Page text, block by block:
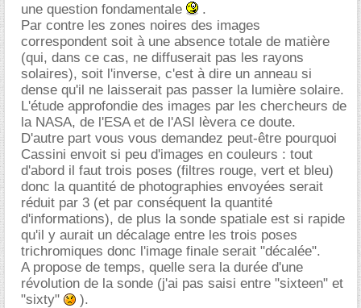
une question fondamentale
.
Par contre les zones noires des images
correspondent soit à une absence totale de matière
(qui, dans ce cas, ne diffuserait pas les rayons
solaires), soit l'inverse, c'est à dire un anneau si
dense qu'il ne laisserait pas passer la lumière solaire.
L'étude approfondie des images par les chercheurs de
la NASA, de l'ESA et de l'ASI lèvera ce doute.
D'autre part vous vous demandez peut-être pourquoi
Cassini envoit si peu d'images en couleurs : tout
d'abord il faut trois poses (filtres rouge, vert et bleu)
donc la quantité de photographies envoyées serait
réduit par 3 (et par conséquent la quantité
d'informations), de plus la sonde spatiale est si rapide
qu'il y aurait un décalage entre les trois poses
trichromiques donc l'image finale serait "décalée".
A propose de temps, quelle sera la durée d'une
révolution de la sonde (j'ai pas saisi entre "sixteen" et
"sixty"
).